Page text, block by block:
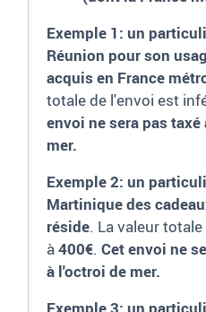
Exemple 1: un
Réunion pour son
acquis en France
totale de l'envoi est
envoi ne sera pas
mer.
Exemple 2: un
Martinique des
réside. La valeur
à400€. Cet envoi ne
à l'octroi de mer.